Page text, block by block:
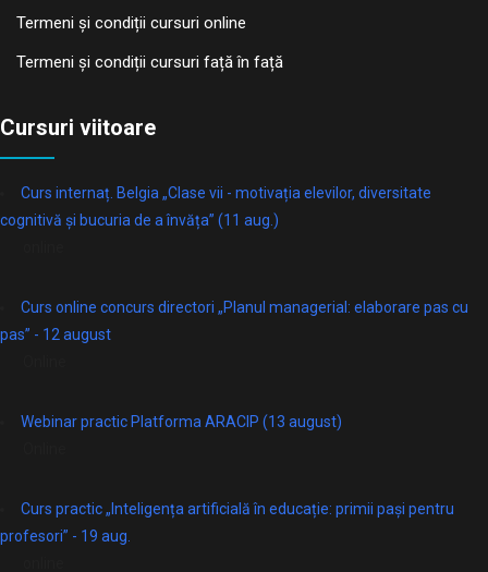
Termeni și condiții cursuri online
Termeni și condiții cursuri față în față
Cursuri viitoare
Curs internaț. Belgia „Clase vii - motivația elevilor, diversitate
cognitivă și bucuria de a învăța” (11 aug.)
Curs online concurs directori „Planul managerial: elaborare pas cu
pas” - 12 august
Webinar practic Platforma ARACIP (13 august)
Curs practic „Inteligența artificială în educație: primii pași pentru
profesori” - 19 aug.